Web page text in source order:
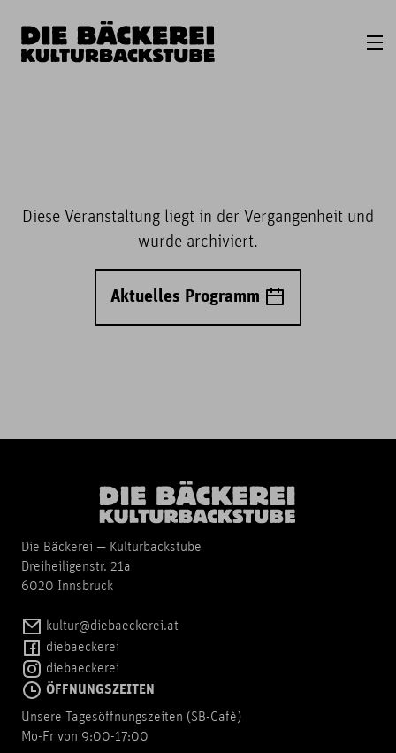
Diese Veranstaltung liegt in der Vergangenheit und
wurde archiviert.
Aktuelles Programm
Die Bäckerei — Kulturbackstube
Dreiheiligenstr. 21a
6020 Innsbruck
kultur@diebaeckerei.at
diebaeckerei
diebaeckerei
ÖFFNUNGSZEITEN
Unsere Tagesöffnungszeiten (SB-Cafè)
Mo-Fr von 9:00-17:00